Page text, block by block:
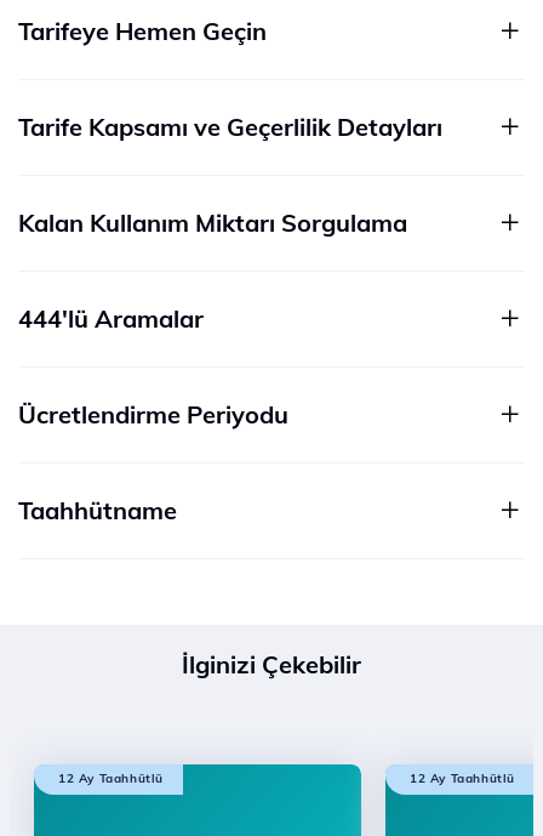
Tarifeye Hemen Geçin
Tarife Kapsamı ve Geçerlilik Detayları
Kalan Kullanım Miktarı Sorgulama
444'lü Aramalar
Ücretlendirme Periyodu
Taahhütname
İlginizi Çekebilir
12 Ay Taahhütlü 12 Ay Taahhütlü